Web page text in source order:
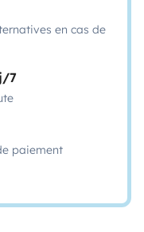
en cas de
7
paiement